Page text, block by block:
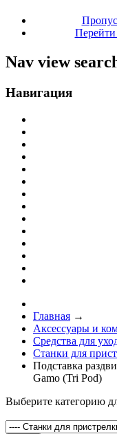
Nav view
Навигация
Главная →
Аксессуары и
Средства для
Станки для
Подставка
Gamo (Tri Pod)
Выберите категорию